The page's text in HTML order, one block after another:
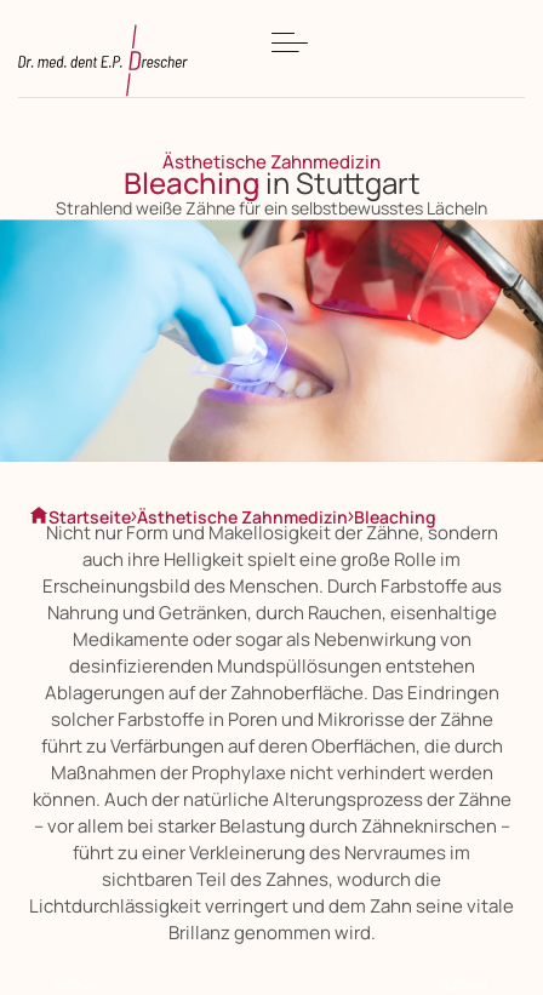
Ästhetische Zahnmedizin
Bleachingin Stuttgart
Strahlend weiße Zähne für ein selbstbewusstes Lächeln
Startseite Ästhetische Zahnmedizin Bleaching
Nicht nur Form und Makellosigkeit der Zähne, sondern
auch ihre Helligkeit spielt eine große Rolle im
Erscheinungsbild des Menschen. Durch Farbstoffe aus
Nahrung und Getränken, durch Rauchen, eisenhaltige
Medikamente oder sogar als Nebenwirkung von
desinfizierenden Mundspüllösungen entstehen
Ablagerungen auf der Zahnoberfläche. Das Eindringen
solcher Farbstoffe in Poren und Mikrorisse der Zähne
führt zu Verfärbungen auf deren Oberflächen, die durch
Maßnahmen der Prophylaxe nicht verhindert werden
können. Auch der natürliche Alterungsprozess der Zähne
– vor allem bei starker Belastung durch Zähneknirschen –
führt zu einer Verkleinerung des Nervraumes im
sichtbaren Teil des Zahnes, wodurch die
Lichtdurchlässigkeit verringert und dem Zahn seine vitale
Brillanz genommen wird.